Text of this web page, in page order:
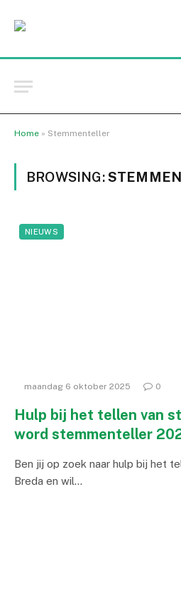
Home » Stemmenteller
BROWSING:
NIEUWS
maandag 6 oktober 2025 0
Hulp bij het tellen van
word stemmenteller
Ben jij op zoek naar hulp bij het
Breda en wil…